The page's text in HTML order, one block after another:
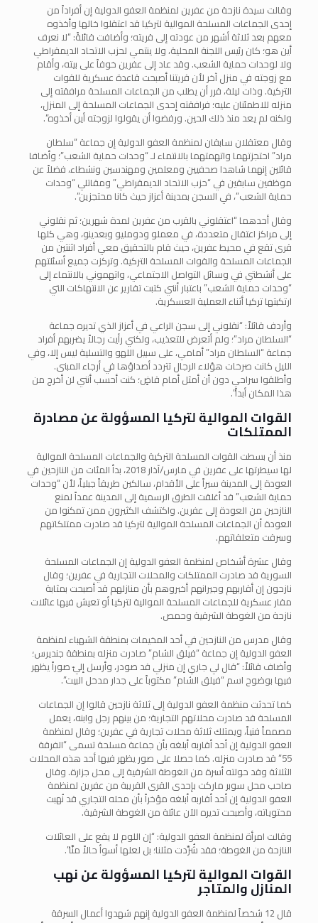
وقالت سيدة نازحة من عفرين لمنظمة العفو الدولية إن أفراداً من
إحدى الجماعات المسلحة الموالية لتركيا قد اعتقلوا خالها وأخذوه
معهم بعد ثلاثة أشهر من عودته إلى قريته؛ وأضافت قائلةً: “لا نعرف
أين هو؛ كان رئيس اللجنة المحلية، ولا ينتمي لحزب الاتحاد الديمقراطي
ولا لوحدات حماية الشعب. وقد عاد إلى عفرين خوفاً على بيته، وأقام
مع زوجته في منزل آخر لأن قريتنا أصبحت قاعدة عسكرية للقوات
التركية. وذات ليلة، قرر أن يطلب من الجماعات المسلحة مرافقته إلى
منزله للاطمئنان عليه؛ فرافقته إحدى الجماعات المسلحة إلى المنزل،
ولكنه لم يعد منذ ذلك الحين. ورفضوا أن يقولوا لزوجته أين أخذوه”.
وقال معتقلان سابقان لمنظمة العفو الدولية إن جماعة “سلطان
مراد” احتجزتهما واتهمتهما بالانتماء لـ “وحدات حماية الشعب”؛ وأضافا
قائلين إنهما شاهدا صحفيين ومعلمين ومهندسين ونشطاء، فضلاً عن
موظفين سابقين في “حزب الاتحاد الديمقراطي” ومقاتلي “وحدات
حماية الشعب”، في السجن بمدينة أعزاز حيث كانا محتجزين”.
وقال أحدهما “اعتقلوني بالقرب من عفرين لمدة شهرين؛ ثم نقلوني
إلى مراكز اعتقال متعددة، في معملو ودومليو وبعدينو، وهي كلها
قرى تقع في محيط عفرين، حيث قام بالتحقيق معي أفراد اثنتين من
الجماعات المسلحة والقوات المسلحة التركية. وتركزت جميع أسئلتهم
على أنشطتي في وسائل التواصل الاجتماعي، واتهموني بالانتماء إلى
“وحدات حماية الشعب” باعتبار أنني كتبت تقارير عن الانتهاكات التي
ارتكبتها تركيا أثناء العملية العسكرية.
وأردف قائلاً: “نقلوني إلى سجن الراعي في أعزاز الذي تديره جماعة
“السلطان مراد”؛ ولم أتعرض للتعذيب، ولكني رأيت رجالاً يضربهم أفراد
جماعة “السلطان مراد” أمامي، على سبيل اللهو والتسلية ليس إلا، وفي
الليل كانت صرخات هؤلاء الرجال تتردد أصداؤها في أرجاء المبنى.
وأطلقوا سراحي دون أن أمثل أمام قاضٍ؛ كنت أحسب أنني لن أخرج من
هذا المكان أبداً”.
القوات الموالية لتركيا المسؤولة عن مصادرة
الممتلكات
منذ أن بسطت القوات المسلحة التركية والجماعات المسلحة الموالية
لها سيطرتها على عفرين في مارس/آذار 2018، بدأ المئات من النازحين في
العودة إلى المدينة سيراً على الأقدام، سالكين طريقاً جبلياً، لأن “وحدات
حماية الشعب” قد أغلقت الطرق الرسمية إلى المدينة عمداً لمنع
النازحين من العودة إلى عفرين. واكتشف الكثيرون ممن تمكنوا من
العودة أن الجماعات المسلحة الموالية لتركيا قد صادرت ممتلكاتهم
وسرقت متعلقاتهم.
وقال عشرة أشخاص لمنظمة العفو الدولية إن الجماعات المسلحة
السورية قد صادرت الممتلكات والمحلات التجارية في عفرين؛ وقال
نازحون إن أقاربهم وجيرانهم أخبروهم بأن منازلهم قد أصبحت بمثابة
مقار عسكرية للجماعات المسلحة الموالية لتركيا أو تعيش فيها عائلات
نازحة من الغوطة الشرقية وحمص.
وقال مدرس من النازحين في أحد المخيمات بمنطقة الشهباء لمنظمة
العفو الدولية إن جماعة “فيلق الشام” صادرت منزله بمنطقة جنديرس؛
وأضاف قائلاً: “قال لي جاري إن منزلي قد صودر، وأرسل إليّ صوراً يظهر
فيها بوضوح اسم “فيلق الشام” مكتوباً على جدار مدخل البيت”.
كما تحدثت منظمة العفو الدولية إلى ثلاثة نازحين قالوا إن الجماعات
المسلحة قد صادرت محلاتهم التجارية؛ من بينهم رجل وابنه، يعمل
مصمماً فنياً، ويمتلك ثلاثة محلات تجارية في عفرين؛ وقال لمنظمة
العفو الدولية إن أحد أقاربه أبلغه بأن جماعة مسلحة تسمى “الفرقة
55” قد صادرت منزله. كما حصلا على صور يظهر فيها أحد هذه المحلات
الثلاثة وقد حولته أسرة من الغوطة الشرقية إلى محل جزارة. وقال
صاحب محل سوبر ماركت بإحدى القرى القريبة من عفرين لمنظمة
العفو الدولية إن أحد أقاربه أبلغه مؤخراً بأن محله التجاري قد نُهبت
محتوياته، وأصبحت تديره الآن عائلة من الغوطة الشرقية.
وقالت امرأة لمنظمة العفو الدولية: “إن اللوم لا يقع على العائلات
النازحة من الغوطة؛ فقد شُرِّدت مثلنا؛ بل لعلها أسوأ حالاً منَّا”.
القوات الموالية لتركيا المسؤولة عن نهب
المنازل والمتاجر
قال 12 شخصاً لمنظمة العفو الدولية إنهم شهدوا أعمال السرقة